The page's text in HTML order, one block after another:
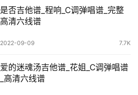
是否吉他谱_程响_C调弹唱谱_完整
高清六线谱
2022-09-09 7.7K
爱的迷魂汤吉他谱_花姐_C调弹唱谱
_高清六线谱